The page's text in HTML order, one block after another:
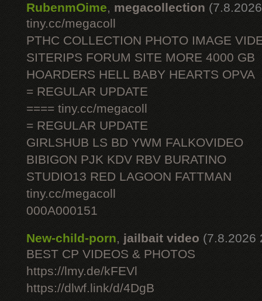
RubenmOime, megacollection
tiny.cc/megacoll
PTHC COLLECTION PHOTO IMAGE
SITERIPS FORUM SITE MORE 4000 GB
HOARDERS HELL BABY HEARTS OPVA
= REGULAR UPDATE
==== tiny.cc/megacoll
= REGULAR UPDATE
GIRLSHUB LS BD YWM FALKOVIDEO
BIBIGON PJK KDV RBV BURATINO
STUDIO13 RED LAGOON FATTMAN
tiny.cc/megacoll
000A000151
New-child-porn, jailbait video (7.8.2026
BEST CP VIDEOS & PHOTOS
https://lmy.de/kFEVl
https://dlwf.link/d/4DgB